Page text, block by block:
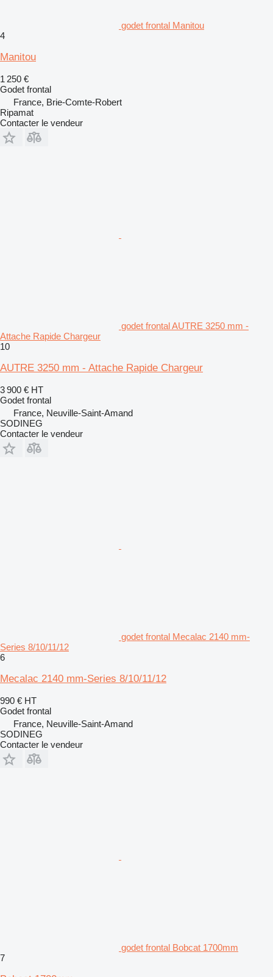
godet frontal Manitou
4
Manitou
1 250 €
Godet frontal
France, Brie-Comte-Robert
Ripamat
Contacter le vendeur
godet frontal AUTRE 3250 mm -
Attache Rapide Chargeur
10
AUTRE 3250 mm - Attache Rapide Chargeur
3 900 € HT
Godet frontal
France, Neuville-Saint-Amand
SODINEG
Contacter le vendeur
godet frontal Mecalac 2140 mm-
Series 8/10/11/12
6
Mecalac 2140 mm-Series 8/10/11/12
990 € HT
Godet frontal
France, Neuville-Saint-Amand
SODINEG
Contacter le vendeur
godet frontal Bobcat 1700mm
7